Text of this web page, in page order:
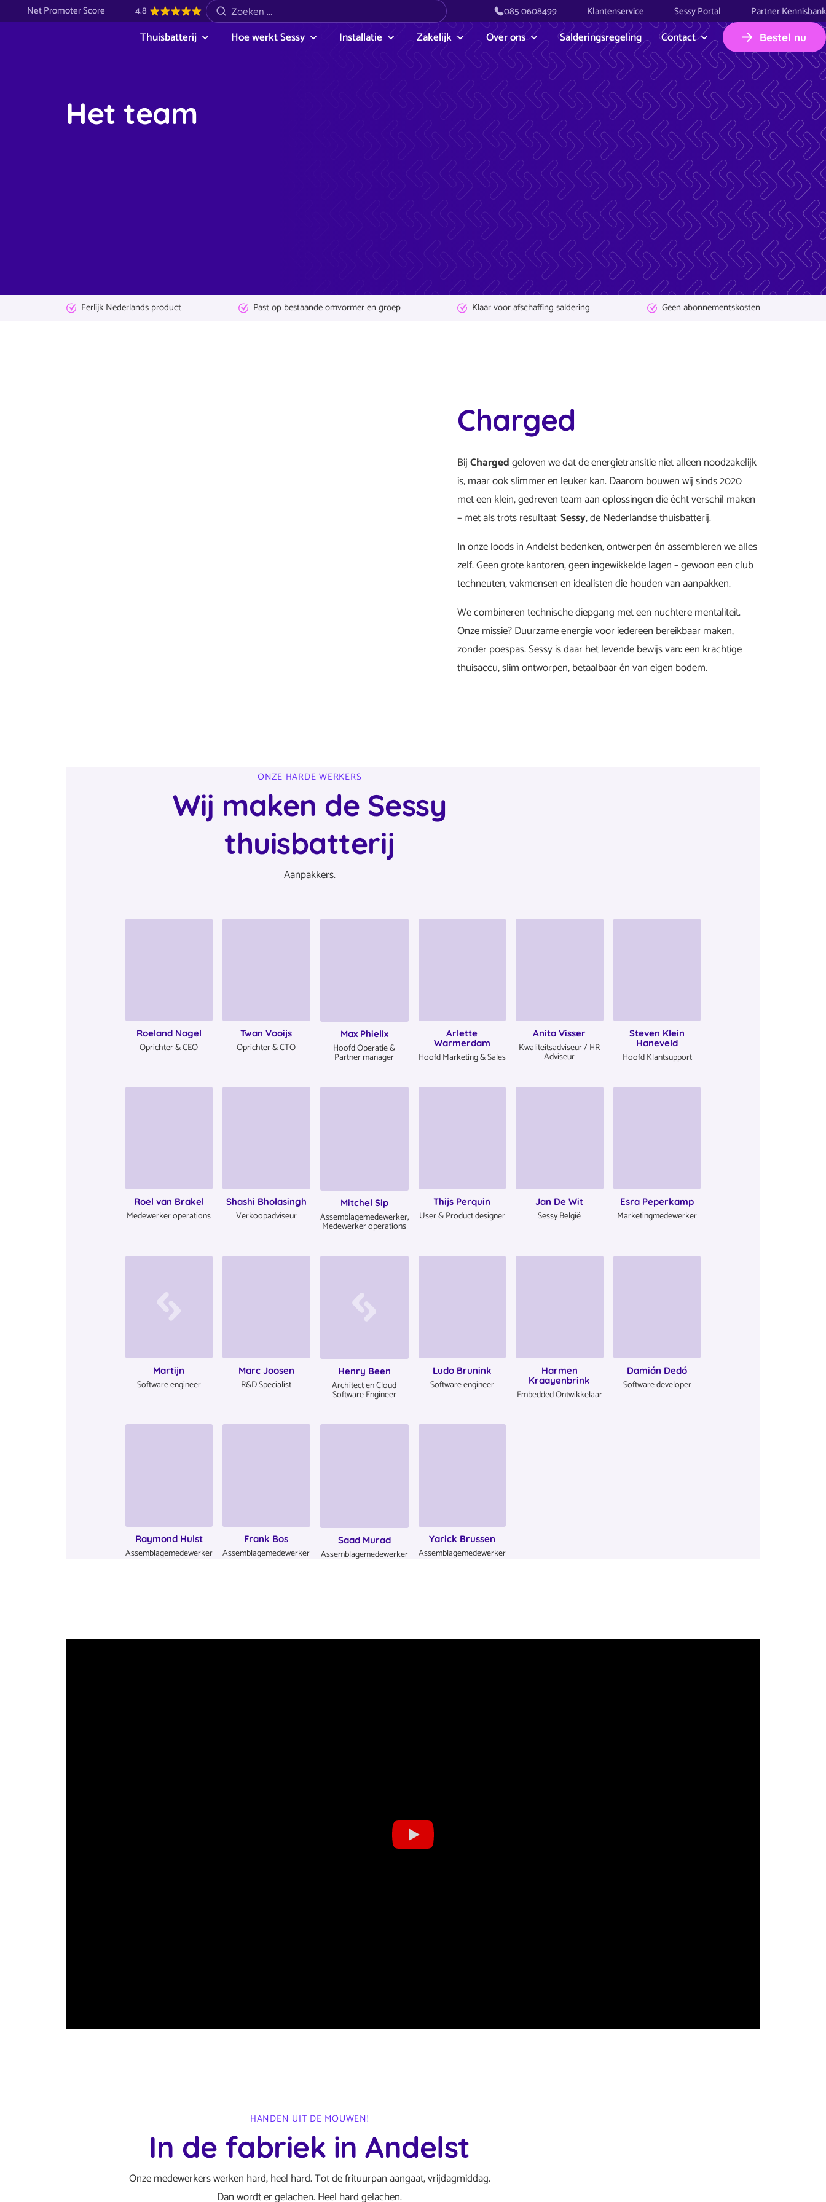
Net Promoter Score 4.8 085 0608499 Klantenservice Sessy Portal Partner Kennisbank
Thuisbatterij Hoe werkt Sessy Installatie Zakelijk Over ons Salderingsregeling Contact Bestel nu
Het team
Eerlijk Nederlands product Past op bestaande omvormer en groep Klaar voor afschaffing saldering Geen abonnementskosten
Charged
BijChargedgeloven we dat de energietransitie niet alleen noodzakelijk
is, maar ook slimmer en leuker kan. Daarom bouwen wij sinds 2020
met een klein, gedreven team aan oplossingen die écht verschil maken
– met als trots resultaat:Sessy, de Nederlandse thuisbatterij.
In onze loods in Andelst bedenken, ontwerpen én assembleren we alles
zelf. Geen grote kantoren, geen ingewikkelde lagen – gewoon een club
techneuten, vakmensen en idealisten die houden van aanpakken.
We combineren technische diepgang met een nuchtere mentaliteit.
Onze missie? Duurzame energie voor iedereen bereikbaar maken,
zonder poespas. Sessy is daar het levende bewijs van: een krachtige
thuisaccu, slim ontworpen, betaalbaar én van eigen bodem.
ONZE HARDE WERKERS
Wij maken de Sessy
thuisbatterij
Aanpakkers.
Roeland Nagel
Oprichter & CEO
Twan Vooijs
Oprichter & CTO
Max Phielix
Hoofd Operatie &
Partner manager
Arlette
Warmerdam
Hoofd Marketing & Sales
Anita Visser
Kwaliteitsadviseur / HR
Adviseur
Steven Klein
Haneveld
Hoofd Klantsupport
Roel van Brakel
Medewerker operations
Shashi Bholasingh
Verkoopadviseur
Mitchel Sip
Assemblagemedewerker,
Medewerker operations
Thijs Perquin
User & Product designer
Jan De Wit
Sessy België
Esra Peperkamp
Marketingmedewerker
Martijn
Software engineer
Marc Joosen
R&D Specialist
Henry Been
Architect en Cloud
Software Engineer
Ludo Brunink
Software engineer
Harmen
Kraayenbrink
Embedded Ontwikkelaar
Damián Dedó
Software developer
Raymond Hulst
Assemblagemedewerker
Frank Bos
Assemblagemedewerker
Saad Murad
Assemblagemedewerker
Yarick Brussen
Assemblagemedewerker
HANDEN UIT DE MOUWEN!
In de fabriek in Andelst
Onze medewerkers werken hard, heel hard. Tot de frituurpan aangaat, vrijdagmiddag.
Dan wordt er gelachen. Heel hard gelachen.